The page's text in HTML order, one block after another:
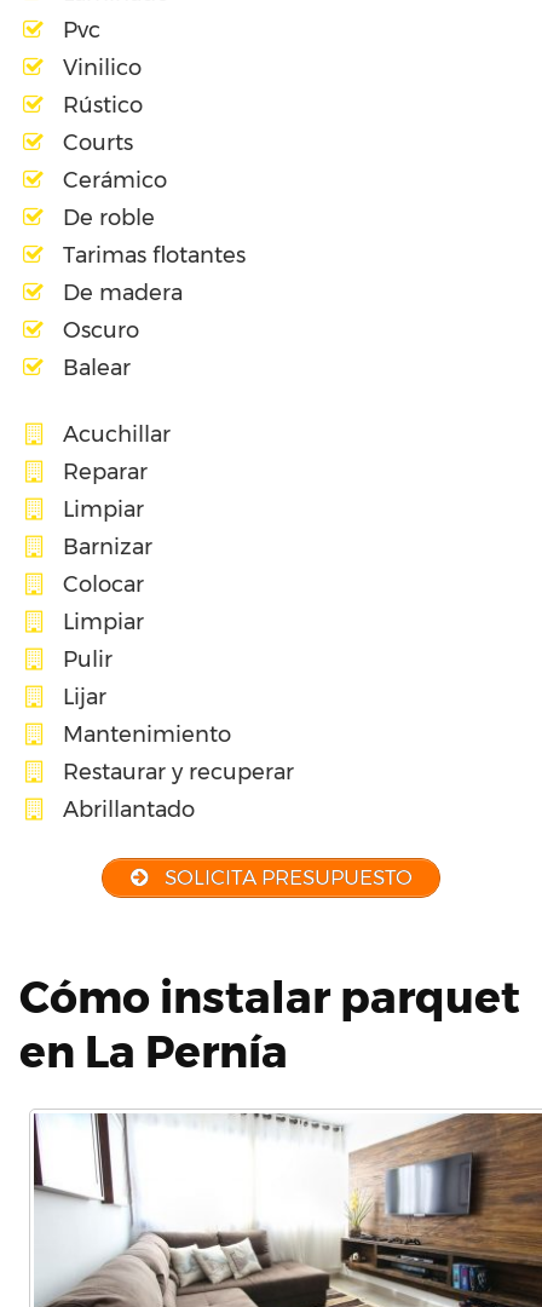
Pvc
Vinilico
Rústico
Courts
Cerámico
De roble
Tarimas flotantes
De madera
Oscuro
Balear
Acuchillar
Reparar
Limpiar
Barnizar
Colocar
Limpiar
Pulir
Lijar
Mantenimiento
Restaurar y recuperar
Abrillantado
SOLICITA PRESUPUESTO
Cómo instalar parquet
en La Pernía